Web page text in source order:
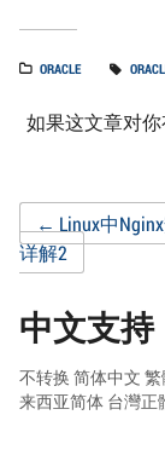
ORACLE
如果这文章对
Post
← Linux中
详解2
中文支持
不转换 简体中文 繁
来西亚简体 台灣正